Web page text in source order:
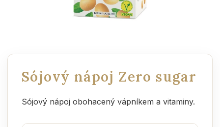
Sójový nápoj Zero sugar
Sójový nápoj obohacený vápníkem a vitaminy.